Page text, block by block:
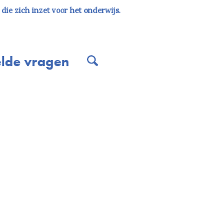
zich inzet voor het onderwijs.
vragen